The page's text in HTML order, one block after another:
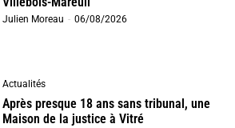
Julien Moreau - 06/08/2026
Actualités
Après presque 18 ans sans tribunal, une
Maison de la justice à Vitré